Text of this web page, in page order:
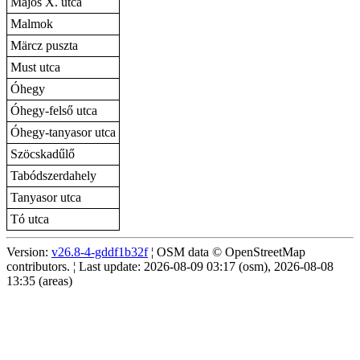
Malmok
Märcz puszta
Must utca
Óhegy
Óhegy-felső utca
Óhegy-tanyasor utca
Szöcskadűlő
Tabódszerdahely
Tanyasor utca
Tó utca
Version: v26.8-4-gddf1b32f¦ OSM data © OpenStreetMap
contributors. ¦ Last update: 2026-08-09 03:17 (osm), 2026-08-08
13:35 (areas)